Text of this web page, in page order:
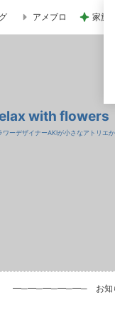
アメブロ 家族
with flowers
ワーデザイナーAKIが小さなアトリエ
━─━─━─━─━─ お